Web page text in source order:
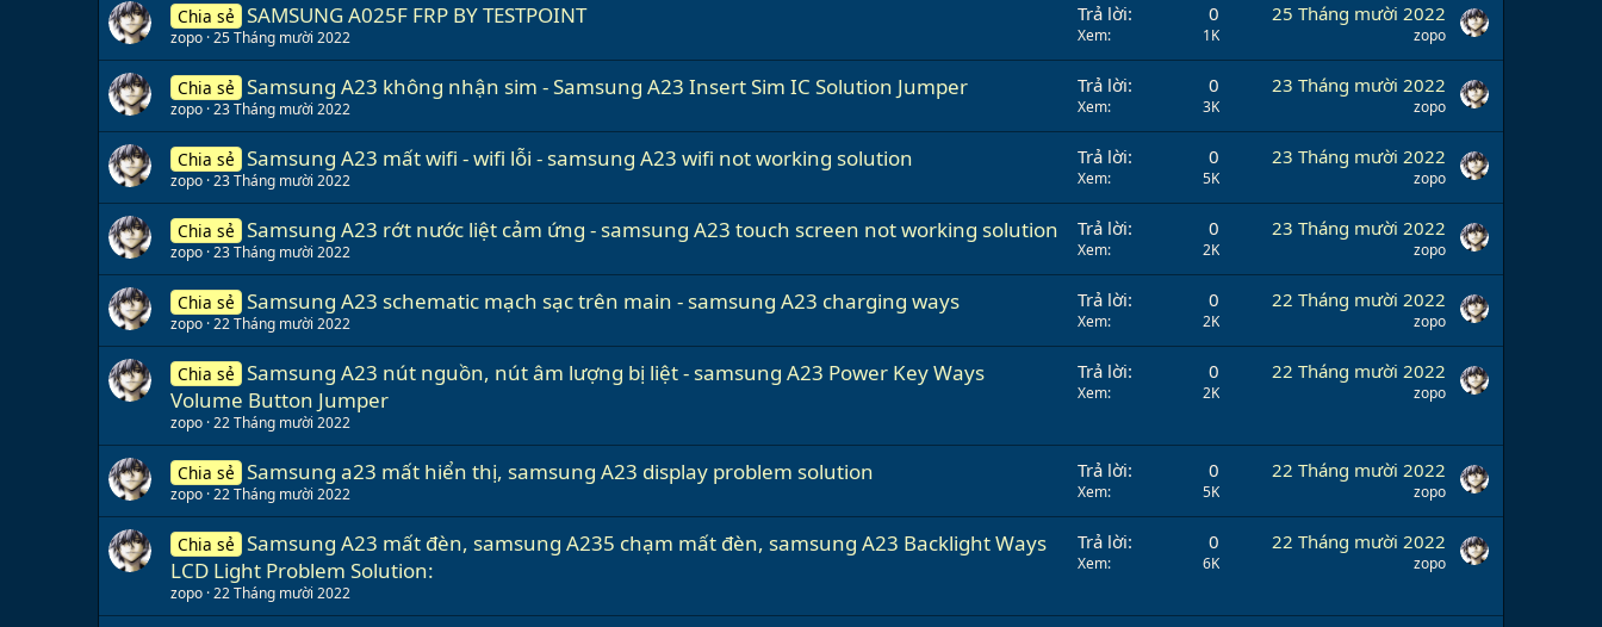
Chia sẻ SAMSUNG A025F FRP BY TESTPOINT
zopo 25 Tháng mười 2022
Trả lời 0
Xem 1K
25 Tháng mười 2022
zopo
Chia sẻ Samsung A23 không nhận sim - Samsung A23 Insert Sim IC Solution Jumper
zopo 23 Tháng mười 2022
Trả lời 0
Xem 3K
23 Tháng mười 2022
zopo
Chia sẻ Samsung A23 mất wifi - wifi lỗi - samsung A23 wifi not working solution
zopo 23 Tháng mười 2022
Trả lời 0
Xem 5K
23 Tháng mười 2022
zopo
Chia sẻ Samsung A23 rớt nước liệt cảm ứng - samsung A23 touch screen not working solution
zopo 23 Tháng mười 2022
Trả lời 0
Xem 2K
23 Tháng mười 2022
zopo
Chia sẻ Samsung A23 schematic mạch sạc trên main - samsung A23 charging ways
zopo 22 Tháng mười 2022
Trả lời 0
Xem 2K
22 Tháng mười 2022
zopo
Chia sẻ Samsung A23 nút nguồn, nút âm lượng bị liệt - samsung A23 Power Key Ways
Volume Button Jumper
zopo 22 Tháng mười 2022
Trả lời 0
Xem 2K
22 Tháng mười 2022
zopo
Chia sẻ Samsung a23 mất hiển thị, samsung A23 display problem solution
zopo 22 Tháng mười 2022
Trả lời 0
Xem 5K
22 Tháng mười 2022
zopo
Chia sẻ Samsung A23 mất đèn, samsung A235 chạm mất đèn, samsung A23 Backlight Ways
LCD Light Problem Solution:
zopo 22 Tháng mười 2022
Trả lời 0
Xem 6K
22 Tháng mười 2022
zopo